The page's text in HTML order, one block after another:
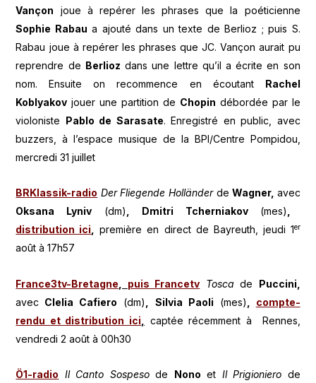
Vançon joue à repérer les phrases que la poéticienne
Sophie Rabau a ajouté dans un texte de Berlioz ; puis S.
Rabau joue à repérer les phrases que JC. Vançon aurait pu
reprendre de Berlioz dans une lettre qu’il a écrite en son
nom. Ensuite on recommence en écoutant Rachel
Koblyakov jouer une partition de Chopin débordée par le
violoniste Pablo de Sarasate. Enregistré en public, avec
buzzers, à l’espace musique de la BPI/Centre Pompidou,
mercredi 31 juillet
BRKlassik-radio Der Fliegende Holländer deWagner, avec
Oksana Lyniv (dm) , Dmitri Tcherniakov (mes)
distribution ici
première en direct de Bayreuth, jeudi 1er
août à 17h57
France3tv-Bretagne puis Francetv Toscade Puccini,
avec Clelia Cafiero (dm) , Silvia Paoli (mes)
compte-
rendu et distribution ici
captée récemment à Rennes,
vendredi 2 août à 00h30
Ö1-radio Il Canto Sospesode Nono et Il Prigioniero de